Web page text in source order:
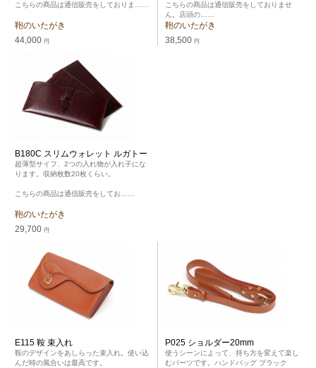
こちらの商品は通信販売をしておりま……
鞄のいたがき
44,000 円
こちらの商品は通信販売をしておりませ
ん。店頭の……
鞄のいたがき
38,500 円
B180C スリムウォレット ルガトー
超薄型サイフ、2つの入れ物が入れ子にな
ります。収納枚数20枚くらい。
こちらの商品は通信販売をしてお……
鞄のいたがき
29,700 円
E115 鞍 束入れ
鞍のデザインをあしらった束入れ。使い込
んだ時の風合いは最高です。
P025 ショルダー20mm
使うシーンによって、持ち方を変えて楽し
むパーツです。ハンドバッグ ブラック